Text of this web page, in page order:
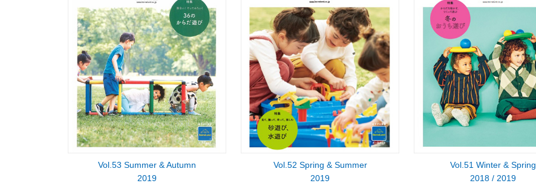
Vol.53 Summer & Autumn
2019
Vol.52 Spring & Summer
2019
Vol.51 Winter & Spring
2018 / 2019